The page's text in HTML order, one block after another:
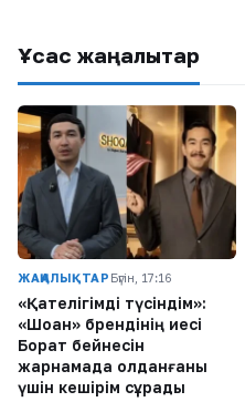
Ұқсас жаңалықтар
ЖАҢАЛЫҚТАР Бүгін, 17:16
«Қателігімді түсіндім»:
«Шоқан» брендінің иесі
Борат бейнесін
жарнамада қолданғаны
үшін кешірім сұрады